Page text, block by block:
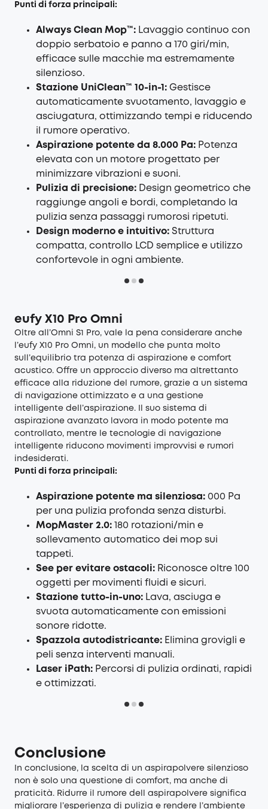
Punti di forza principali:
Always Clean Mop™️: Lavaggio continuo con
doppio serbatoio e panno a 170 giri/min,
efficace sulle macchie ma estremamente
silenzioso.
Stazione UniClean™️ 10-in-1: Gestisce
automaticamente svuotamento, lavaggio e
asciugatura, ottimizzando tempi e riducendo
il rumore operativo.
Aspirazione potente da 8.000 Pa: Potenza
elevata con un motore progettato per
minimizzare vibrazioni e suoni.
Pulizia di precisione: Design geometrico che
raggiunge angoli e bordi, completando la
pulizia senza passaggi rumorosi ripetuti.
Design moderno e intuitivo: Struttura
compatta, controllo LCD semplice e utilizzo
confortevole in ogni ambiente.
eufy X10 Pro Omni
Oltre all’Omni S1 Pro, vale la pena considerare anche
l’eufy X10 Pro Omni, un modello che punta molto
sull’equilibrio tra potenza di aspirazione e comfort
acustico. Offre un approccio diverso ma altrettanto
efficace alla riduzione del rumore, grazie a un sistema
di navigazione ottimizzato e a una gestione
intelligente dell’aspirazione. Il suo sistema di
aspirazione avanzato lavora in modo potente ma
controllato, mentre le tecnologie di navigazione
intelligente riducono movimenti improvvisi e rumori
indesiderati.
Punti di forza principali:
Aspirazione potente ma silenziosa: 000 Pa
per una pulizia profonda senza disturbi.
MopMaster 2.0: 180 rotazioni/min e
sollevamento automatico dei mop sui
tappeti.
See per evitare ostacoli: Riconosce oltre 100
oggetti per movimenti fluidi e sicuri.
Stazione tutto-in-uno: Lava, asciuga e
svuota automaticamente con emissioni
sonore ridotte.
Spazzola autodistricante: Elimina grovigli e
peli senza interventi manuali.
Laser iPath: Percorsi di pulizia ordinati, rapidi
e ottimizzati.
Conclusione
In conclusione, la scelta di un aspirapolvere silenzioso
non è solo una questione di comfort, ma anche di
praticità. Ridurre il rumore dell aspirapolvere significa
migliorare l’esperienza di pulizia e rendere l’ambiente